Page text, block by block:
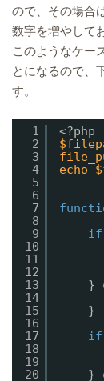
ので、その場合
数字を増やして
このようなケー
とになるので、
す。
1
2
3
4
5
6
7
8
9
10
11
12
13
14
15
16
17
18
19
20
<?php
echo
if
}
}
if
}